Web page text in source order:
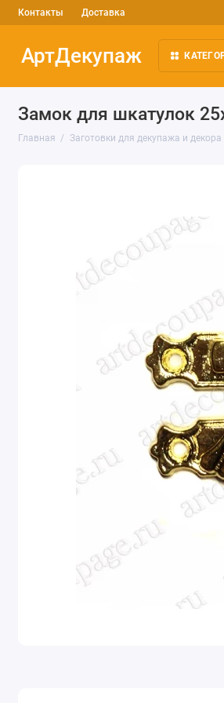
Контакты Доставка
АртДекупаж
Замок для шкатулок
Главная Заготовки для декупажа и декора